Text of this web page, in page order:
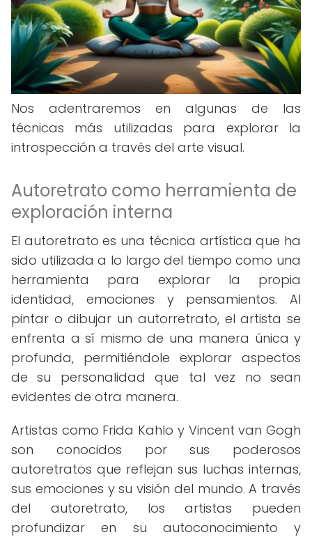
Nos adentraremos en algunas de las
técnicas más utilizadas para explorar la
introspección a través del arte visual.
Autoretrato como herramienta de
exploración interna
El autoretrato es una técnica artística que ha
sido utilizada a lo largo del tiempo como una
herramienta para explorar la propia
identidad, emociones y pensamientos. Al
pintar o dibujar un autorretrato, el artista se
enfrenta a sí mismo de una manera única y
profunda, permitiéndole explorar aspectos
de su personalidad que tal vez no sean
evidentes de otra manera.
Artistas como Frida Kahlo y Vincent van Gogh
son conocidos por sus poderosos
autoretratos que reflejan sus luchas internas,
sus emociones y su visión del mundo. A través
del autoretrato, los artistas pueden
profundizar en su autoconocimiento y